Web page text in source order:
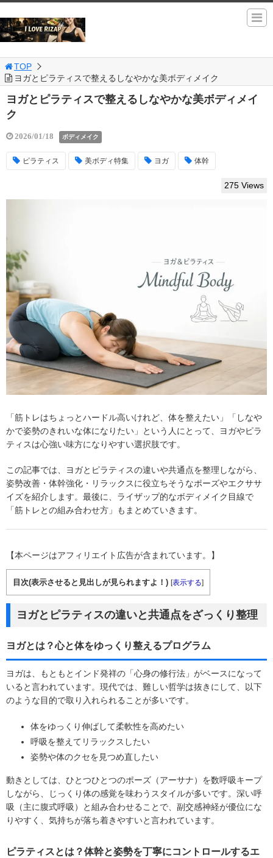
TOP
ヨガとピラティスで整えるしなやかな美ボディメイク
ヨガとピラティスで整えるしなやかな美ボディメイ
ク
2026/01/18 ボディメイク
ピラティス 美ボディ特集 ヨガ 体幹
275 Views
「筋トレはちょっとハードル高いけれど、体を整えたい」「しなや
かで姿勢のきれいな体になりたい」という人にとって、ヨガやピラ
ティスは心強い味方になりやすい選択肢です。
この記事では、ヨガとピラティスの違いや共通点を整理しながら、
姿勢改善・体幹強化・リラックスに役立ちそうなポーズやエクササ
イズを紹介します。最後に、ライザップ的なボディメイク目線で
「筋トレとの組み合わせ方」もまとめていきます。
【本ページはアフィリエイト広告が含まれています。】
目次(表示させると見出しが見られますよ！) [表示する]
ヨガとピラティスの違いと共通点をざっくり整理
ヨガとは？心と体をゆっくり整えるプログラム
ヨガは、もともとインド発祥の「心身の修行法」がベースになって
いると言われています。現代では、難しい哲学は抜きにして、以下
のような目的で取り入れられることが多いです。
体をゆっくり伸ばして柔軟性を高めたい
呼吸を整えてリラックスしたい
姿勢や体のクセを見つめ直したい
動きとしては、ひとつひとつのポーズ（アーサナ）を数呼吸キープ
しながら、じっくり体の感覚を味わうスタイルが多いです。深い呼
吸（主に腹式呼吸）と組み合わせることで、副交感神経が優位にな
りやすく、気持ちが落ち着きやすいと言われています。
ピラティスとは？体幹と姿勢を丁寧にコントロールするエ